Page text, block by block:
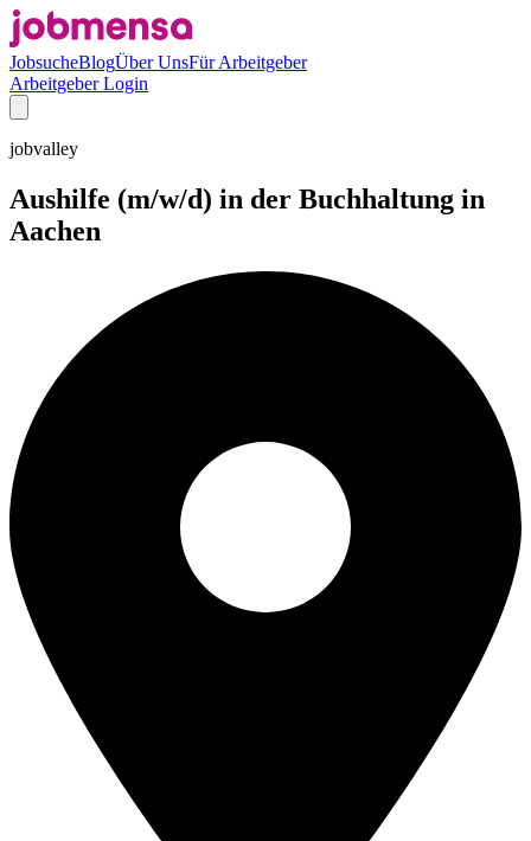
JobsucheBlogÜber UnsFür Arbeitgeber
Arbeitgeber Login
jobvalley
Aushilfe (m/w/d) in der Buchhaltung in
Aachen